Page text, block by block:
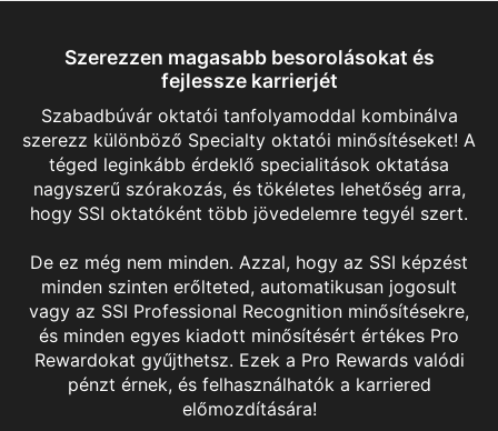
Szerezzen magasabb besorolásokat és
fejlessze karrierjét
Szabadbúvár oktatói tanfolyamoddal kombinálva
szerezz különböző Specialty oktatói minősítéseket! A
téged leginkább érdeklő specialitások oktatása
nagyszerű szórakozás, és tökéletes lehetőség arra,
hogy SSI oktatóként több jövedelemre tegyél szert.
De ez még nem minden. Azzal, hogy az SSI képzést
minden szinten erőlteted, automatikusan jogosult
vagy az SSI Professional Recognition minősítésekre,
és minden egyes kiadott minősítésért értékes Pro
Rewardokat gyűjthetsz. Ezek a Pro Rewards valódi
pénzt érnek, és felhasználhatók a karriered
előmozdítására!
Performance Freediving Instructor